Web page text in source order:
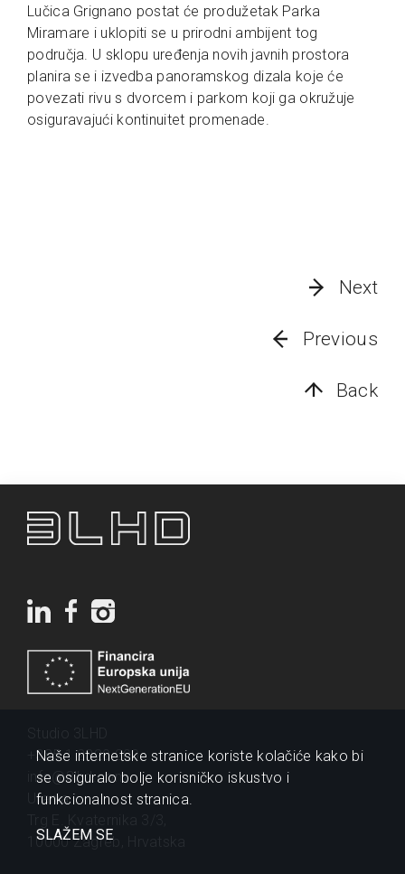
Lučica Grignano postat će produžetak Parka
Miramare i uklopiti se u prirodni ambijent tog
područja. U sklopu uređenja novih javnih prostora
planira se i izvedba panoramskog dizala koje će
povezati rivu s dvorcem i parkom koji ga okružuje
osiguravajući kontinuitet promenade.
Next
Previous
Back
+385 1 2320 200
info@3lhd.com
Urania
10000 Zagreb, Hrvatska
Naše internetske stranice koriste kolačiće kako bi
se osiguralo bolje korisničko iskustvo i
funkcionalnost stranica.
SLAŽEM SE